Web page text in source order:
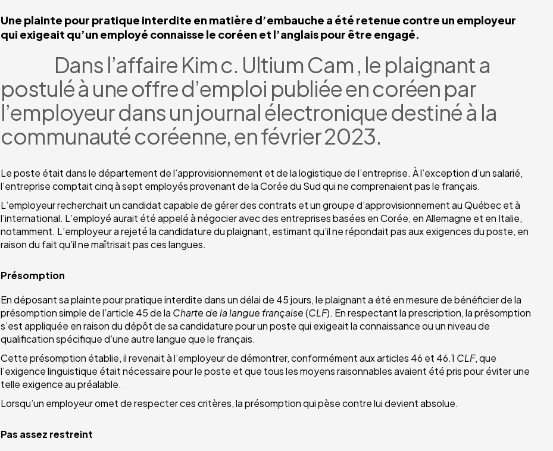
Une plainte pour pratique interdite en matière d’embauche a été retenue contre un employeur
qui exigeait qu’un employé connaisse le coréen et l’anglais pour être engagé.
Dans l’affaire Kim c. Ultium Cam , le plaignant a
postulé à une offre d’emploi publiée en coréen par
l’employeur dans un journal électronique destiné à la
communauté coréenne, en février 2023.
Le poste était dans le département de l’approvisionnement et de la logistique de l’entreprise. À l’exception d’un salarié,
l’entreprise comptait cinq à sept employés provenant de la Corée du Sud qui ne comprenaient pas le français.
L’employeur recherchait un candidat capable de gérer des contrats et un groupe d’approvisionnement au Québec et à
l’international. L’employé aurait été appelé à négocier avec des entreprises basées en Corée, en Allemagne et en Italie,
notamment. L’employeur a rejeté la candidature du plaignant, estimant qu’il ne répondait pas aux exigences du poste, en
raison du fait qu’il ne maîtrisait pas ces langues.
Présomption
En déposant sa plainte pour pratique interdite dans un délai de 45 jours, le plaignant a été en mesure de bénéficier de la
présomption simple de l’article 45 de la Charte de la langue française(CLF). En respectant la prescription, la présomption
s’est appliquée en raison du dépôt de sa candidature pour un poste qui exigeait la connaissance ou un niveau de
qualification spécifique d’une autre langue que le français.
Cette présomption établie, il revenait à l’employeur de démontrer, conformément aux articles 46 et 46.1 CLF, que
l’exigence linguistique était nécessaire pour le poste et que tous les moyens raisonnables avaient été pris pour éviter une
telle exigence au préalable.
Lorsqu’un employeur omet de respecter ces critères, la présomption qui pèse contre lui devient absolue.
Pas assez restreint